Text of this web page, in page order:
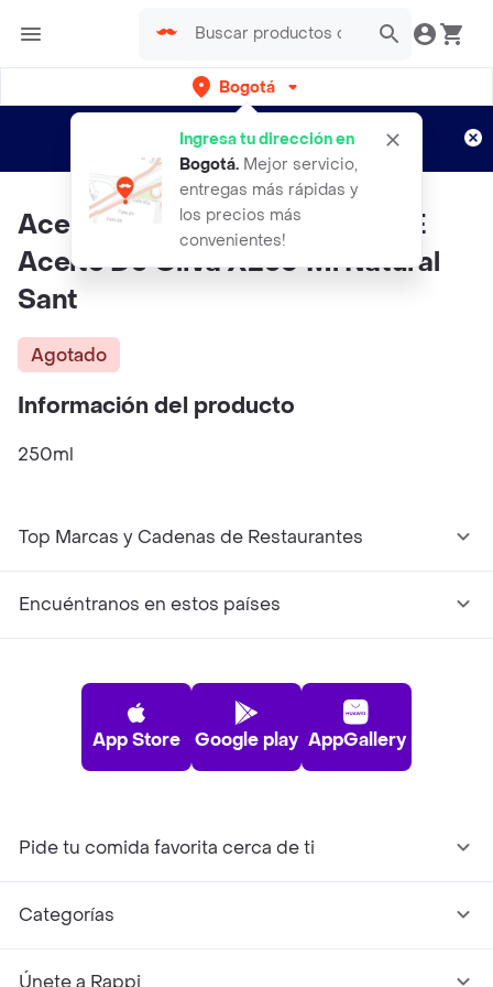
Bogotá
Ingresa tu dirección en
Bogotá. Mejor servicio,
entregas más rápidas y
los precios más
convenientes!
envíos gratis por semanas
Aplican TyC
Aceite Corporal Uva Vitamina E
Aceite De Oliva X250 Ml Natural
Sant
Agotado
Información del producto
250ml
Top Marcas y Cadenas de Restaurantes
Encuéntranos en estos países
App Store Google play AppGallery
Pide tu comida favorita cerca de ti
Categorías
Únete a Rappi